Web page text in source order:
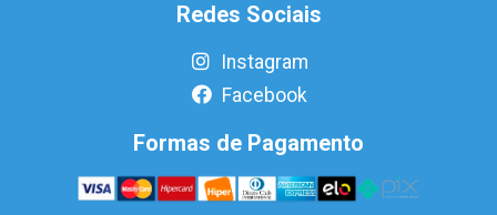
Redes Sociais
Instagram
Facebook
Formas de Pagamento